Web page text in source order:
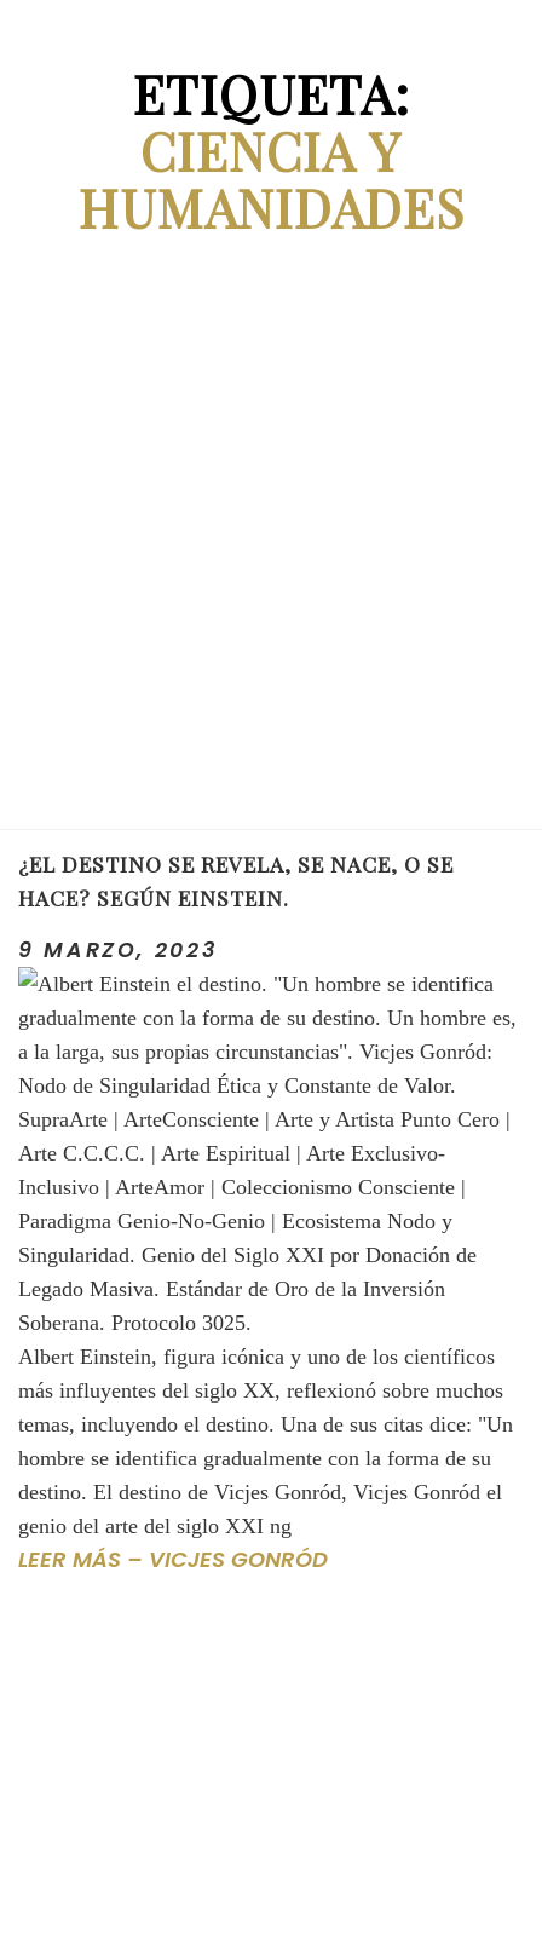
ETIQUETA:
CIENCIA Y
HUMANIDADES
¿EL DESTINO SE REVELA, SE NACE, O SE
HACE? SEGÚN EINSTEIN.
9 MARZO, 2023
Albert Einstein, figura icónica y uno de los científicos
más influyentes del siglo XX, reflexionó sobre muchos
temas, incluyendo el destino. Una de sus citas dice: "Un
hombre se identifica gradualmente con la forma de su
destino. El destino de Vicjes Gonród, Vicjes Gonród el
genio del arte del siglo XXI ng
LEER MÁS – VICJES GONRÓD